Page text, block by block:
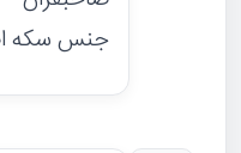
جنس سکه